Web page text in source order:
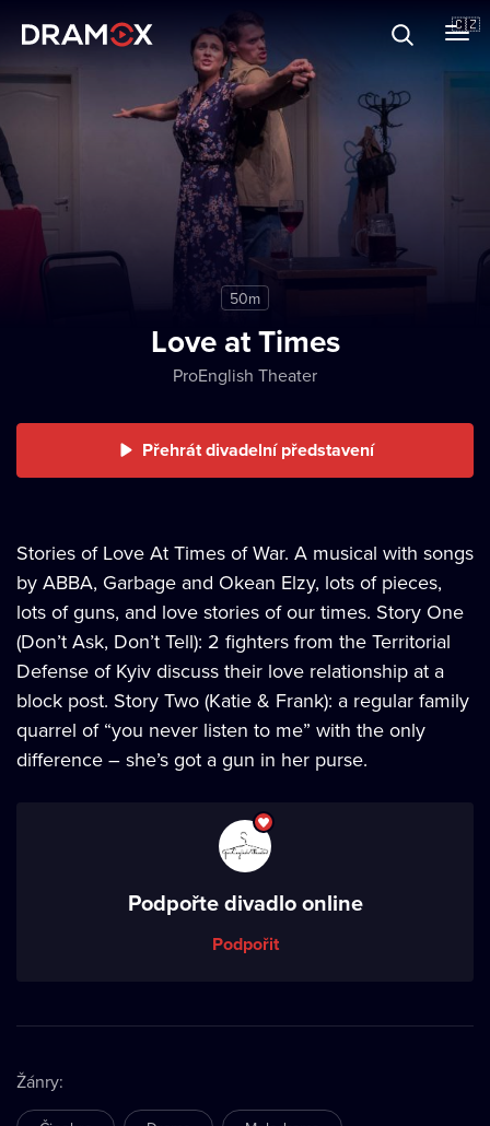
🇨🇿
Dárkové poukazy
Registrujte se
50m
Love at Times
ProEnglish Theater
Přehrát divadelní představení
Stories of Love At Times of War. A musical with songs
by ABBA, Garbage and Okean Elzy, lots of pieces,
lots of guns, and love stories of our times. Story One
(Don’t Ask, Don’t Tell): 2 fighters from the Territorial
Defense of Kyiv discuss their love relationship at a
block post. Story Two (Katie & Frank): a regular family
quarrel of “you never listen to me” with the only
difference – she’s got a gun in her purse.
Podpořte divadlo online
Podpořit
Žánry: